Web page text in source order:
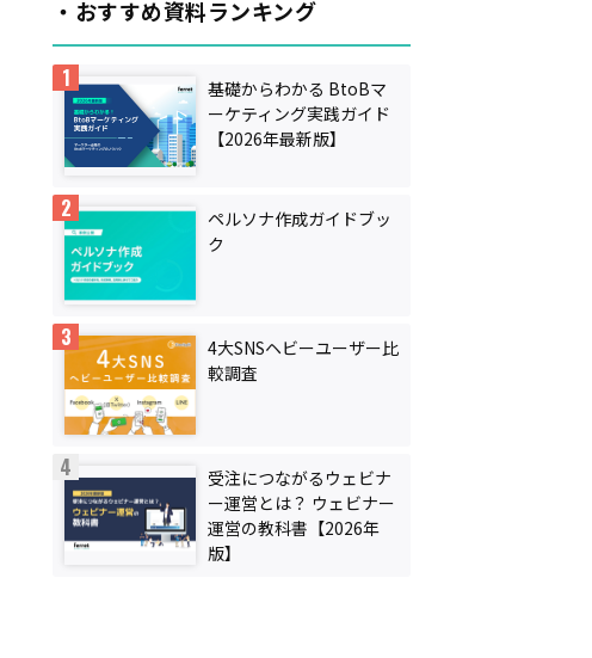
・おすすめ資料ランキング
基礎からわかる BtoBマ
ーケティング実践ガイド
【2026年最新版】
ペルソナ作成ガイドブッ
ク
4大SNSヘビーユーザー比
較調査
受注につながるウェビナ
ー運営とは？ ウェビナー
運営の教科書【2026年
版】